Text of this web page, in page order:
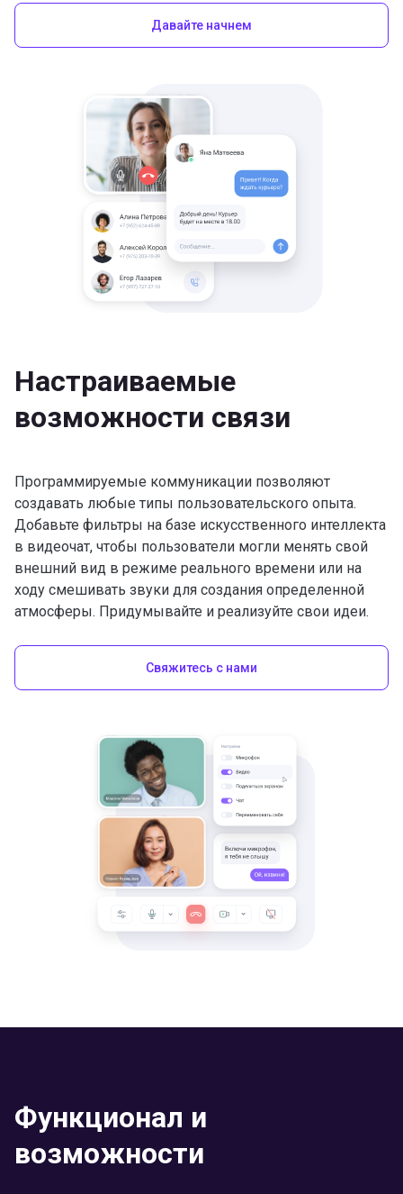
Давайте начнем
Настраиваемые
возможности связи
Программируемые коммуникации позволяют
создавать любые типы пользовательского опыта.
Добавьте фильтры на базе искусственного интеллекта
в видеочат, чтобы пользователи могли менять свой
внешний вид в режиме реального времени или на
ходу смешивать звуки для создания определенной
атмосферы. Придумывайте и реализуйте свои идеи.
Свяжитесь с нами
Функционал и
возможности